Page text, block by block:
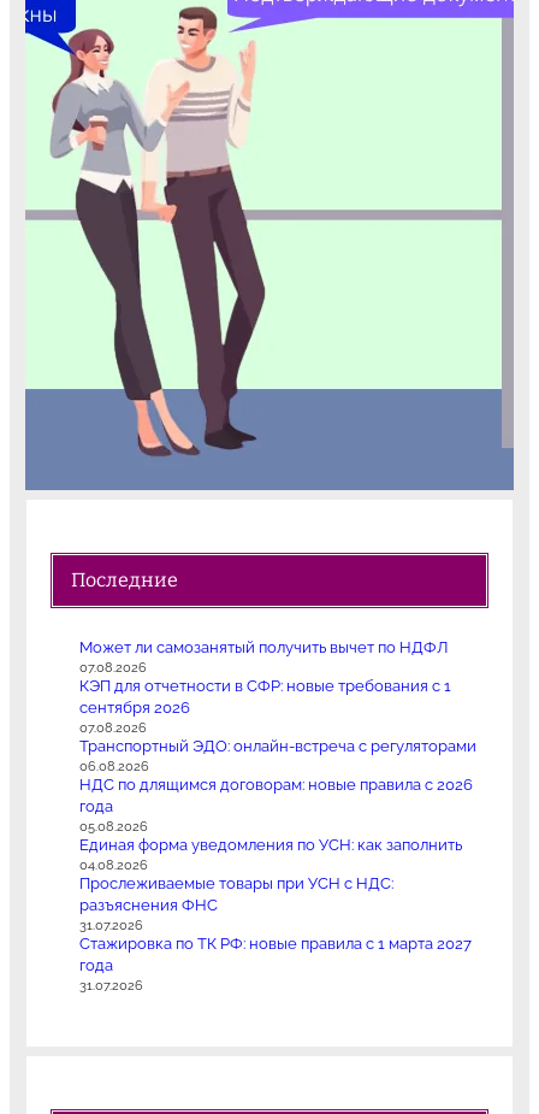
Последние
Может ли самозанятый получить вычет по НДФЛ
07.08.2026
КЭП для отчетности в СФР: новые требования с 1
сентября 2026
07.08.2026
Транспортный ЭДО: онлайн-встреча с регуляторами
06.08.2026
НДС по длящимся договорам: новые правила с 2026
года
05.08.2026
Единая форма уведомления по УСН: как заполнить
04.08.2026
Прослеживаемые товары при УСН с НДС:
разъяснения ФНС
31.07.2026
Стажировка по ТК РФ: новые правила с 1 марта 2027
года
31.07.2026